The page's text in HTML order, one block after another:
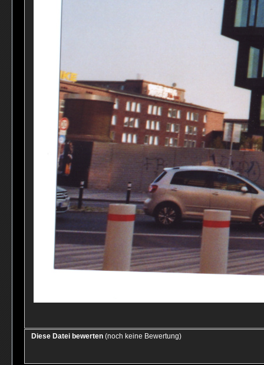
Diese Datei bewerten (noch keine Bewertung)